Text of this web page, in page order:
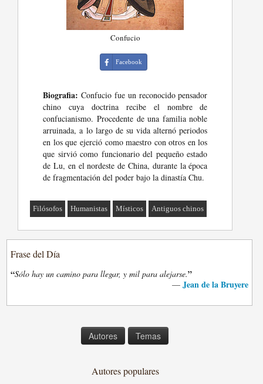
Confucio
Facebook
Biografia: Confucio fue un reconocido pensador
chino cuya doctrina recibe el nombre de
confucianismo. Procedente de una familia noble
arruinada, a lo largo de su vida alternó periodos
en los que ejerció como maestro con otros en los
que sirvió como funcionario del pequeño estado
de Lu, en el nordeste de China, durante la época
de fragmentación del poder bajo la dinastía Chu.
Filósofos Humanistas Místicos Antiguos chinos
Frase del Día
“Sólo hay un camino para llegar, y mil para alejarse.”
— Jean de la Bruyere
Autores Temas
Autores populares